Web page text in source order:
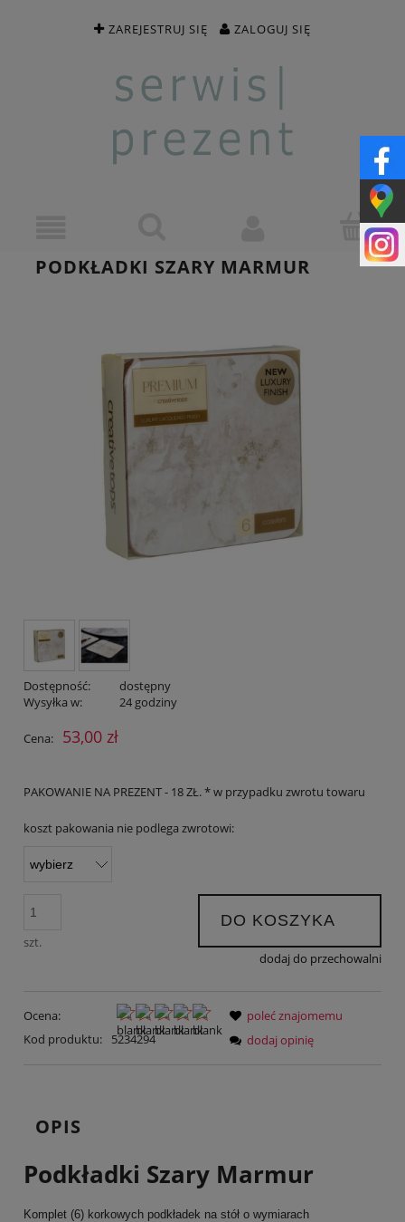
ZAREJESTRUJ SIĘ ZALOGUJ SIĘ
PODKŁADKI SZARY MARMUR
Dostępność:
dostępny
Wysyłka w:
24 godziny
Cena: 53,00 zł
PAKOWANIE NA PREZENT - 18 ZŁ. * w przypadku zwrotu towaru
koszt pakowania nie podlega zwrotowi:
szt.
DO KOSZYKA
dodaj do przechowalni
Ocena:
Kod produktu:
5234294
poleć znajomemu
dodaj opinię
OPIS
Podkładki Szary Marmur
Komplet (6) korkowych podkładek na stół o wymiarach